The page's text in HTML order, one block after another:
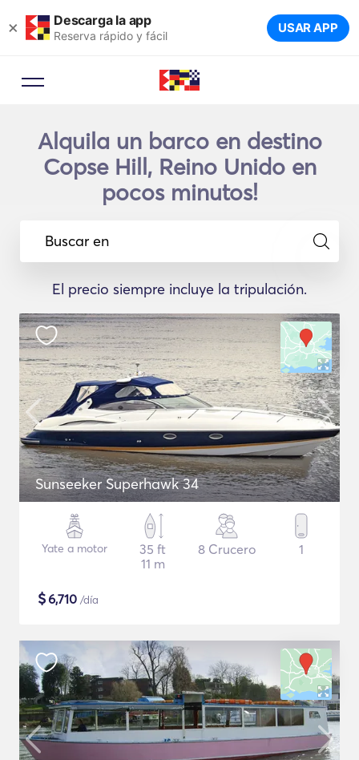
× Descarga la app
Reserva rápido y fácil USAR APP
Alquila un barco en destino
Copse Hill, Reino Unido en
pocos minutos!
Buscar en
El precio siempre incluye la tripulación.
Sunseeker Superhawk 34
Yate a motor
35 ft
11 m
8 Crucero 1
$6,710 /día